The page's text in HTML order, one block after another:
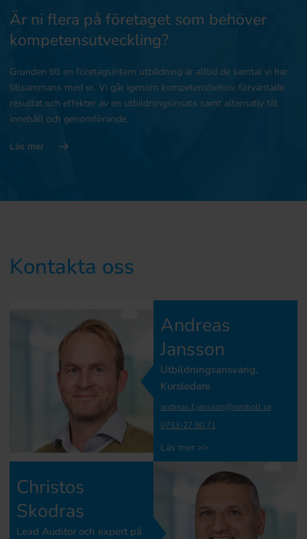
Är ni flera på företaget som behöver
kompetensutveckling?
Grunden till en företagsintern utbildning är alltid de samtal vi har
tillsammans med er. Vi går igenom kompetensbehov, förväntade
resultat och effekter av en utbildningsinsats samt alternativ till
innehåll och genomförande.
Läs mer
Kontakta oss
Andreas
Jansson
Utbildningsansvarig,
Kursledare
andreas.f.jansson@ramboll.se
0733-27 90 71
Läs mer >>
Christos
Skodras
Lead Auditor och expert på